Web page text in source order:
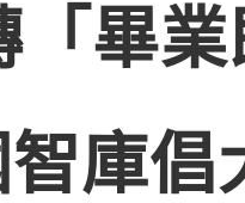
「畢
庫倡